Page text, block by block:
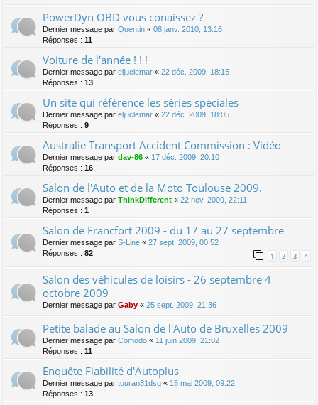
PowerDyn OBD vous conaissez ?
Dernier message par Quentin « 08 janv. 2010, 13:16
Réponses : 11
Voiture de l'année ! ! !
Dernier message par eljuclemar « 22 déc. 2009, 18:15
Réponses : 13
Un site qui référence les séries spéciales
Dernier message par eljuclemar « 22 déc. 2009, 18:05
Réponses : 9
Australie Transport Accident Commission : Vidéo
Dernier message par dav-86 « 17 déc. 2009, 20:10
Réponses : 16
Salon de l'Auto et de la Moto Toulouse 2009.
Dernier message par ThinkDifferent « 22 nov. 2009, 22:11
Réponses : 1
Salon de Francfort 2009 - du 17 au 27 septembre
Dernier message par S-Line « 27 sept. 2009, 00:52
Réponses : 82 1 2 3 4
Salon des véhicules de loisirs - 26 septembre 4
octobre 2009
Dernier message par Gaby « 25 sept. 2009, 21:36
Petite balade au Salon de l'Auto de Bruxelles 2009
Dernier message par Comodo « 11 juin 2009, 21:02
Réponses : 11
Enquête Fiabilité d'Autoplus
Dernier message par touran31dsg « 15 mai 2009, 09:22
Réponses : 13